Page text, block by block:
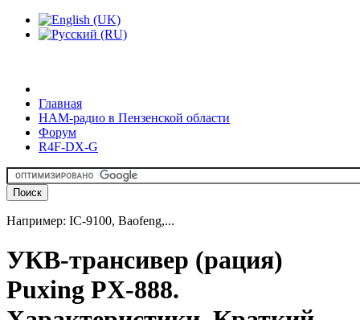
Главная
HAM-радио в Пензенской области
Форум
R4F-DX-G
Например: IC-9100, Baofeng,...
УКВ-трансивер (рация)
Puxing PX-888.